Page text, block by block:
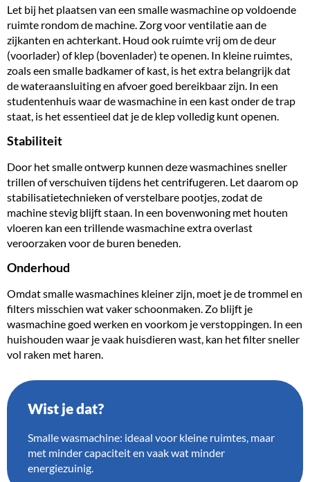
Let bij het plaatsen van een smalle wasmachine op voldoende
ruimte rondom de machine. Zorg voor ventilatie aan de
zijkanten en achterkant. Houd ook ruimte vrij om de deur
(voorlader) of klep (bovenlader) te openen. In kleine ruimtes,
zoals een smalle badkamer of kast, is het extra belangrijk dat
de wateraansluiting en afvoer goed bereikbaar zijn. In een
studentenhuis waar de wasmachine in een kast onder de trap
staat, is het essentieel dat je de klep volledig kunt openen.
Stabiliteit
Door het smalle ontwerp kunnen deze wasmachines sneller
trillen of verschuiven tijdens het centrifugeren. Let daarom op
stabilisatietechnieken of verstelbare pootjes, zodat de
machine stevig blijft staan. In een bovenwoning met houten
vloeren kan een trillende wasmachine extra overlast
veroorzaken voor de buren beneden.
Onderhoud
Omdat smalle wasmachines kleiner zijn, moet je de trommel en
filters misschien wat vaker schoonmaken. Zo blijft je
wasmachine goed werken en voorkom je verstoppingen. In een
huishouden waar je vaak huisdieren wast, kan het filter sneller
vol raken met haren.
Wist je dat?
Smalle wasmachine: ideaal voor kleine ruimtes, maar
met minder capaciteit en vaak wat minder
energiezuinig.